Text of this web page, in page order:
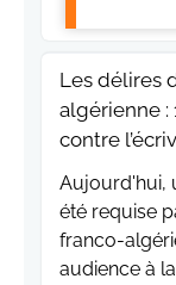
Les délires
algérienne :
contre
Aujourd'hui,
été requise
franco-
audience à